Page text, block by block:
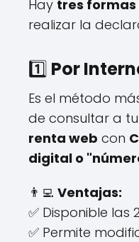
Hay tres
realizar la
1️⃣ Por
Es el método
de consultar a tu
renta web con
digital o
👨‍💻 Ventajas:
✅ Disponible las
✅ Permite